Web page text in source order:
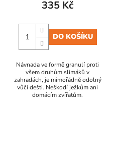
335 Kč
DO KOŠÍKU
Návnada ve formě granulí proti
všem druhům slimáků v
zahradách, je mimořádně odolný
vůči dešti. Neškodí ježkům ani
domácím zvířatům.